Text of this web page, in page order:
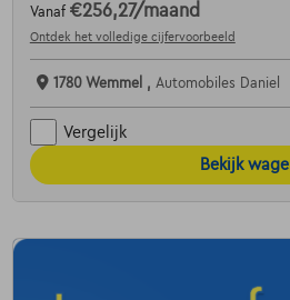
Vanaf €256,27/maand
Ontdek het volledige cijfervoorbeeld
1780 Wemmel , Automobiles Daniel
Vergelijk
Bekijk